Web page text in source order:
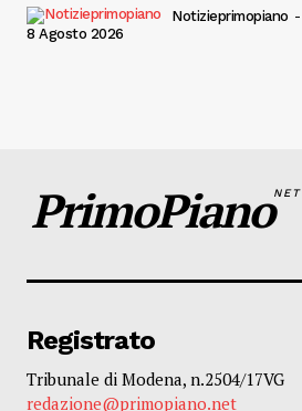
Notizieprimopiano -
8 Agosto 2026
PrimoPianoNET
Registrato
Tribunale di Modena, n.2504/17VG
redazione@primopiano.net